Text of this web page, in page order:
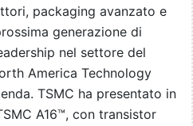
packaging avanzato e
generazione di
nel settore del
America Technology
TSMC ha presentato in
A16™, con transistor